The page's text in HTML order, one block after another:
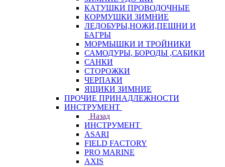
КАТУШКИ ПРОВОДОЧНЫЕ
КОРМУШКИ ЗИМНИЕ
ЛЕДОБУРЫ,НОЖИ,ПЕШНИ И
БАГРЫ
МОРМЫШКИ И ТРОЙНИКИ
САМОДУРЫ, БОРОДЫ ,САБИКИ
САНКИ
СТОРОЖКИ
ЧЕРПАКИ
ЯЩИКИ ЗИМНИЕ
ПРОЧИЕ ПРИНАДЛЕЖНОСТИ
ИНСТРУМЕНТ
Назад
ИНСТРУМЕНТ
ASARI
FIELD FACTORY
PRO MARINE
AXIS